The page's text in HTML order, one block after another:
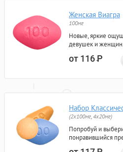
Женская Виагра
100мг
Новые, яркие
девушек и женщин.
от 116Р
Набор
(2x100мг, 4x20мг)
Попробуй и
понравившийся